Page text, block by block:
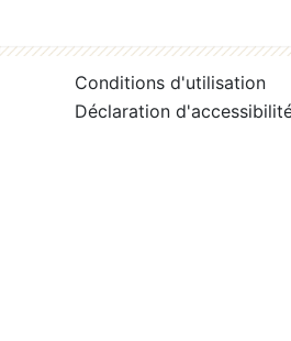
Conditions d'utilisation
Déclaration